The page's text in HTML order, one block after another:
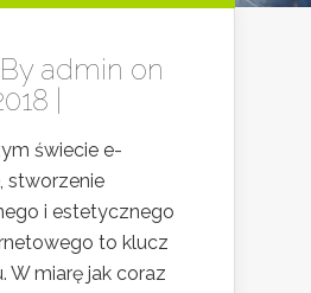
admin on
|
świecie e-
stworzenie
i estetycznego
to klucz
W miarę jak coraz